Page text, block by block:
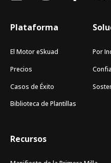
Plataforma
El Motor eSkuad
Precios
Casos de Éxito
Biblioteca de Plantillas
Por
Recursos